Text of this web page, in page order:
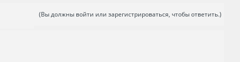
(Вы должны войти или зарегистрироваться, чтобы ответить.)